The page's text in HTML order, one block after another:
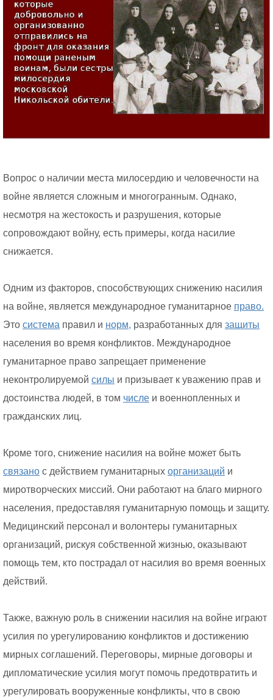
Вопрос о наличии места милосердию и человечности на
войне является сложным и многогранным. Однако,
несмотря на жестокость и разрушения, которые
сопровождают войну, есть примеры, когда насилие
снижается.
Одним из факторов, способствующих снижению насилия
на войне, является международное гуманитарное право.
Это система правил и норм, разработанных для защиты
населения во время конфликтов. Международное
гуманитарное право запрещает применение
неконтролируемой силы и призывает к уважению прав и
достоинства людей, в том числе и военнопленных и
гражданских лиц.
Кроме того, снижение насилия на войне может быть
связано с действием гуманитарных организаций и
миротворческих миссий. Они работают на благо мирного
населения, предоставляя гуманитарную помощь и защиту.
Медицинский персонал и волонтеры гуманитарных
организаций, рискуя собственной жизнью, оказывают
помощь тем, кто пострадал от насилия во время военных
действий.
Также, важную роль в снижении насилия на войне играют
усилия по урегулированию конфликтов и достижению
мирных соглашений. Переговоры, мирные договоры и
дипломатические усилия могут помочь предотвратить и
урегулировать вооруженные конфликты, что в свою